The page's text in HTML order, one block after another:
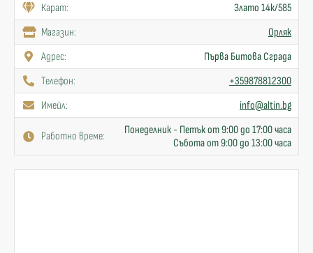
Карат:
Злато 14к/585
Mагазин:
Орляк
Адрес:
Първа Битова Сграда
Телефон:
+359878812300
Имейл:
info@altin.bg
Работно време:
Понеделник - Петък от 9:00 до 17:00 часа
Събота от 9:00 до 13:00 часа